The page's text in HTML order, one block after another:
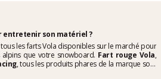
entretenir son matériel ?
les farts Vola disponibles sur le marché pour
alpins que votre snowboard. Fart rouge Vola,
, tous les produits phares de la marque sont